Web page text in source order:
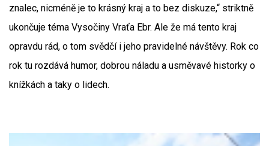
znalec, nicméně je to krásný kraj a to bez diskuze,“ striktně
ukončuje téma Vysočiny Vraťa Ebr. Ale že má tento kraj
opravdu rád, o tom svědčí i jeho pravidelné návštěvy. Rok co
rok tu rozdává humor, dobrou náladu a usměvavé historky o
knížkách a taky o lidech.